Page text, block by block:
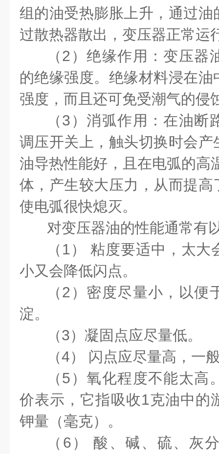
组的油受热膨胀上升，通过
过散热器散出，变压器正常运
（2）绝缘作用：变压器
的绝缘强度。绝缘材料浸在
强度，而且还可免受潮气的侵
（3）消弧作用：在油断
调压开关上，触头切换时会
油导热性能好，且在电弧的高
体，产生较大压力，从而提
使电弧很快熄灭。
对变压器油的性能通常有
（1） 粘度要适中，太
小又会降低闪点。
（2）密度尽量小，以便
淀。
（3）凝固点应尽量低。
（4） 闪点应尽量高，一
（5）氧化程度不能太高
价表示，它指吸收1克油中的
钾量（毫克）。
（6） 酸、碱、硫、灰